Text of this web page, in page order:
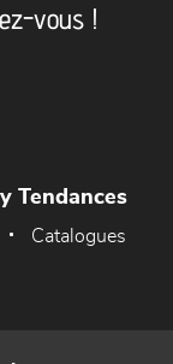
vous !
Tendances
Catalogues